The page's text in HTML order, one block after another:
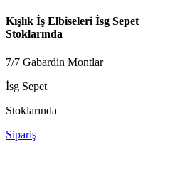
Kışlık İş Elbiseleri İsg Sepet
Stoklarında
7/7 Gabardin Montlar
İsg Sepet
Stoklarında
Sipariş